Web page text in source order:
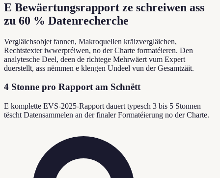
E Bewäertungsrapport ze schreiwen ass
zu 60 % Datenrecherche
Vergläichsobjet fannen, Makroquellen kräizvergläichen,
Rechtstexter iwwerpréiwen, no der Charte formatéieren. Den
analytesche Deel, deen de richtege Mehrwäert vum Expert
duerstellt, ass nëmmen e klengen Undeel vun der Gesamtzäit.
4 Stonne pro Rapport am Schnëtt
E komplette EVS-2025-Rapport dauert typesch 3 bis 5 Stonnen
tëscht Datensammelen an der finaler Formatéierung no der Charte.